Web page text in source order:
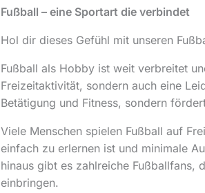
n
i
c
h
r
P
r
l
r
P
r
e
s
i
s
Fußball – eine Sportart die verbindet
Hol dir dieses Gefühl mit unseren
Fußball als Hobby ist weit verbreitet
Freizeitaktivität, sondern auch eine
Betätigung und Fitness, sondern
Viele Menschen spielen Fußball auf
einfach zu erlernen ist und minimale
hinaus gibt es zahlreiche Fußballfans,
einbringen.